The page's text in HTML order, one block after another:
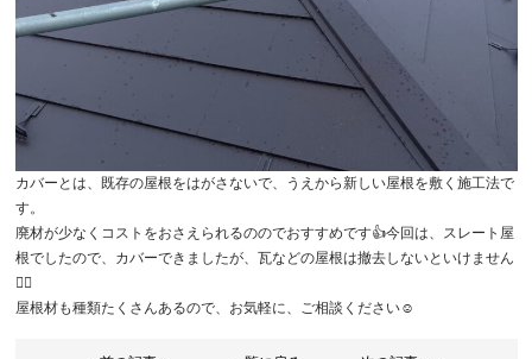
カバーとは、既存の屋根をはがさないで、うえから新しい屋根を敷く施工法で
す。
廃材が少なくコストをおさえられるののでおすすめです👍今回は、スレート屋
根でしたので、カバーできましたが、瓦などの屋根は撤去しないといけません
🙅‍♂️
屋根材も種類たくさんあるので、お気軽に、ご相談ください☺️